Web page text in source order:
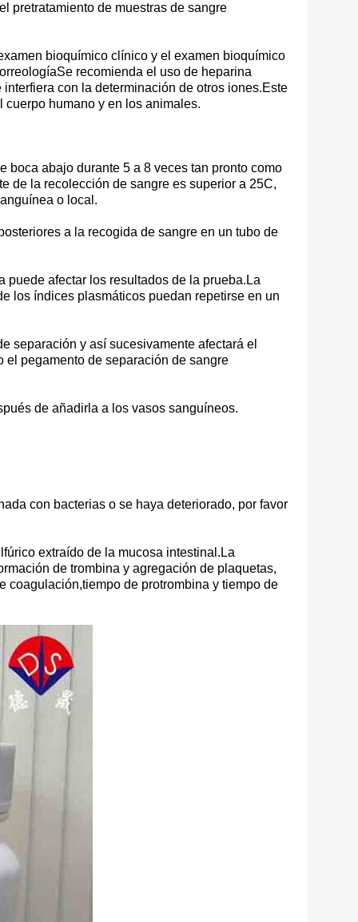
pretratamiento de muestras de sangre
bioquímico clínico y el examen bioquímico
recomienda el uso de heparina
con la determinación de otros iones.Este
humano y en los animales.
boca abajo durante 5 a 8 veces tan pronto como
de la recolección de sangre es superior a 25C,
o local.
a la recogida de sangre en un tubo de
afectar los resultados de la prueba.La
los índices plasmáticos puedan repetirse en un
separación y así sucesivamente afectará el
pegamento de separación de sangre
de añadirla a los vasos sanguíneos.
con bacterias o se haya deteriorado, por favor
extraído de la mucosa intestinal.La
de trombina y agregación de plaquetas,
coagulación,tiempo de protrombina y tiempo de